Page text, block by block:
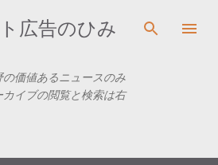
メイン コンテンツに移動
広告のひみ
価値あるニュースのみ
イブの閲覧と検索は右